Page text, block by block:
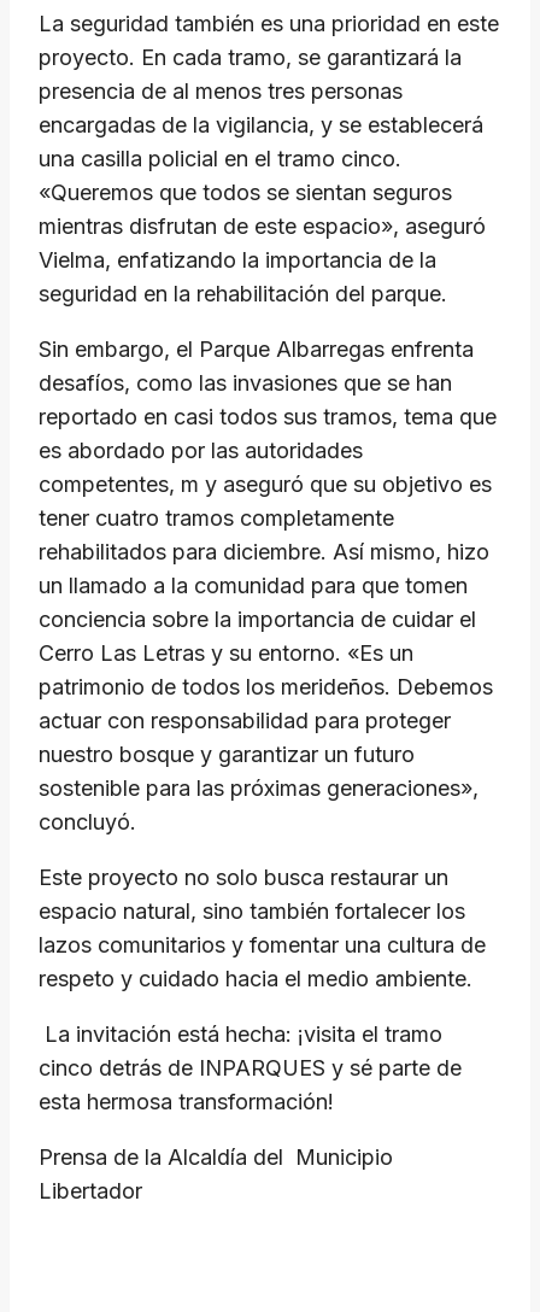
La seguridad también es una prioridad en este
proyecto. En cada tramo, se garantizará la
presencia de al menos tres personas
encargadas de la vigilancia, y se establecerá
una casilla policial en el tramo cinco.
«Queremos que todos se sientan seguros
mientras disfrutan de este espacio», aseguró
Vielma, enfatizando la importancia de la
seguridad en la rehabilitación del parque.
Sin embargo, el Parque Albarregas enfrenta
desafíos, como las invasiones que se han
reportado en casi todos sus tramos, tema que
es abordado por las autoridades
competentes, m y aseguró que su objetivo es
tener cuatro tramos completamente
rehabilitados para diciembre. Así mismo, hizo
un llamado a la comunidad para que tomen
conciencia sobre la importancia de cuidar el
Cerro Las Letras y su entorno. «Es un
patrimonio de todos los merideños. Debemos
actuar con responsabilidad para proteger
nuestro bosque y garantizar un futuro
sostenible para las próximas generaciones»,
concluyó.
Este proyecto no solo busca restaurar un
espacio natural, sino también fortalecer los
lazos comunitarios y fomentar una cultura de
respeto y cuidado hacia el medio ambiente.
La invitación está hecha: ¡visita el tramo
cinco detrás de INPARQUES y sé parte de
esta hermosa transformación!
Prensa de la Alcaldía del Municipio
Libertador